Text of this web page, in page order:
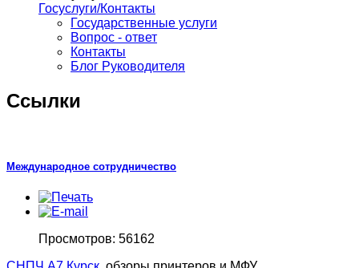
Госуслуги/Контакты
Государственные услуги
Вопрос - ответ
Контакты
Блог Руководителя
Ссылки
Международное сотрудничество
Просмотров: 56162